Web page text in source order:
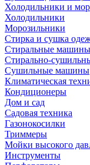
Холодильники и
Холодильники
Морозильники
Стирка и сушка
Стиральные машины
Стирально-
Сушильные машины
Климатическая
Кондиционеры
Дом и сад
Садовая техника
Газонокосилки
Триммеры
Мойки высокого
Инструменты